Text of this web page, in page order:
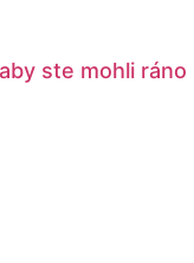
ste mohli ráno